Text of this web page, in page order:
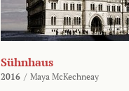
Sühnhaus
2016 / Maya McKechneay